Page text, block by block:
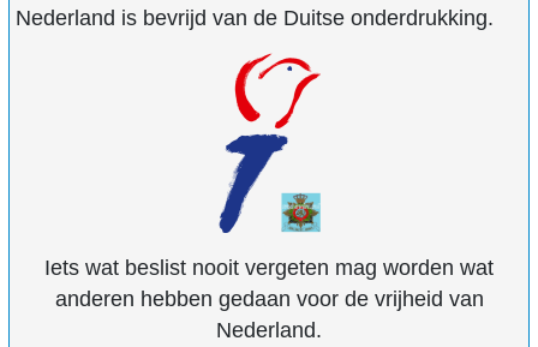
Nederland is bevrijd van de Duitse onderdrukking.
Iets wat beslist nooit vergeten mag worden wat
anderen hebben gedaan voor de vrijheid van
Nederland.